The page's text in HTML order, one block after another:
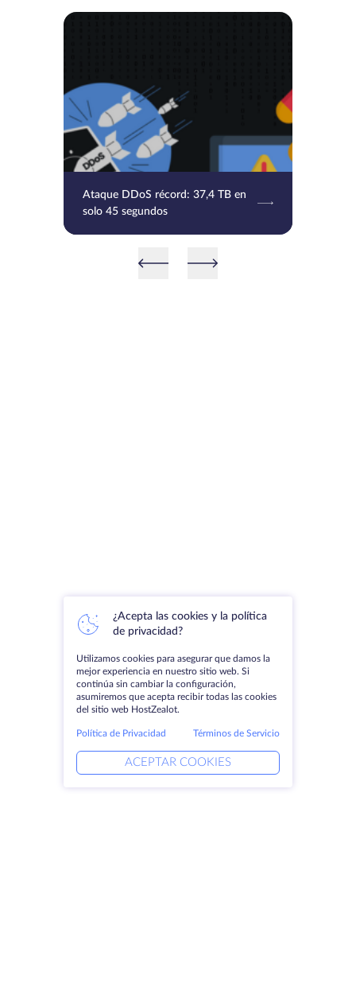
Ataque DDoS récord: 37,4 TB en
solo 45 segundos
¿Acepta las cookies y la política
de privacidad?
Utilizamos cookies para asegurar que damos la
mejor experiencia en nuestro sitio web. Si
continúa sin cambiar la configuración,
asumiremos que acepta recibir todas las cookies
del sitio web HostZealot.
Política de Privacidad Términos de Servicio
ACEPTAR COOKIES